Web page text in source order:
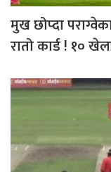
मुख छोप्दा
रातो कार्ड ! १०